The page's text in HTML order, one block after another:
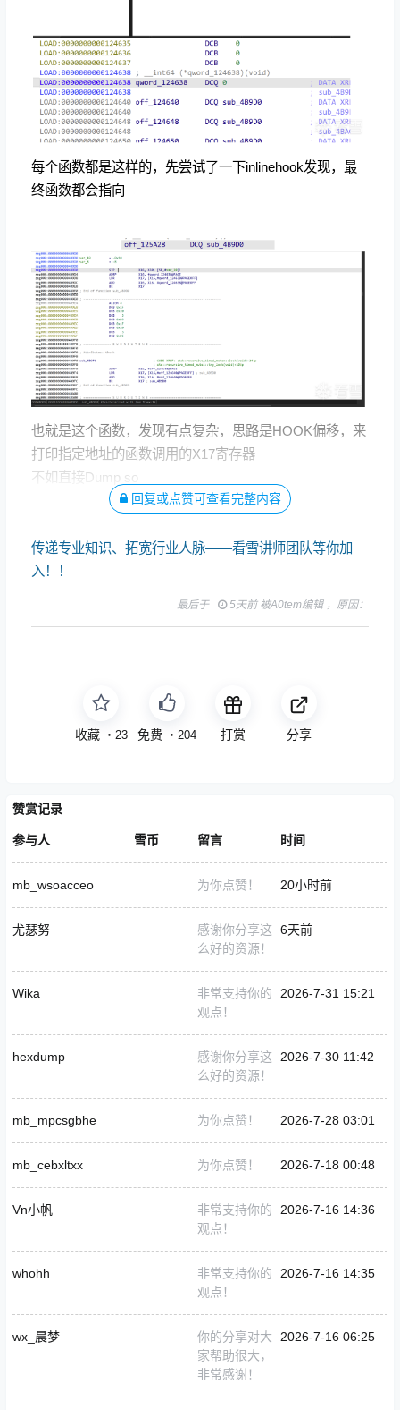
每个函数都是这样的，先尝试了一下inlinehook发现，最
终函数都会指向
也就是这个函数，发现有点复杂，思路是HOOK偏移，来
打印指定地址的函数调用的X17寄存器
不如直接Dump so
在dump后使用sofix修复即可回复或点赞可查看完整内容
传递专业知识、拓宽行业人脉——看雪讲师团队等你加
入！！
最后于 5天前 被A0tem编辑 ，原因：
收藏 ・ 23 免费 ・ 204 打赏 分享
赞赏记录
参与人 雪币 留言 时间
mb_wsoacceo 为你点赞！ 20小时前
尤瑟努
感谢你分享这
么好的资源！
6天前
Wika
非常支持你的
观点！
2026-7-31 15:21
hexdump
感谢你分享这
么好的资源！
2026-7-30 11:42
mb_mpcsgbhe 为你点赞！ 2026-7-28 03:01
mb_cebxltxx 为你点赞！ 2026-7-18 00:48
Vn小帆
非常支持你的
观点！
2026-7-16 14:36
whohh
非常支持你的
观点！
2026-7-16 14:35
wx_晨梦
你的分享对大
家帮助很大，
非常感谢！
2026-7-16 06:25